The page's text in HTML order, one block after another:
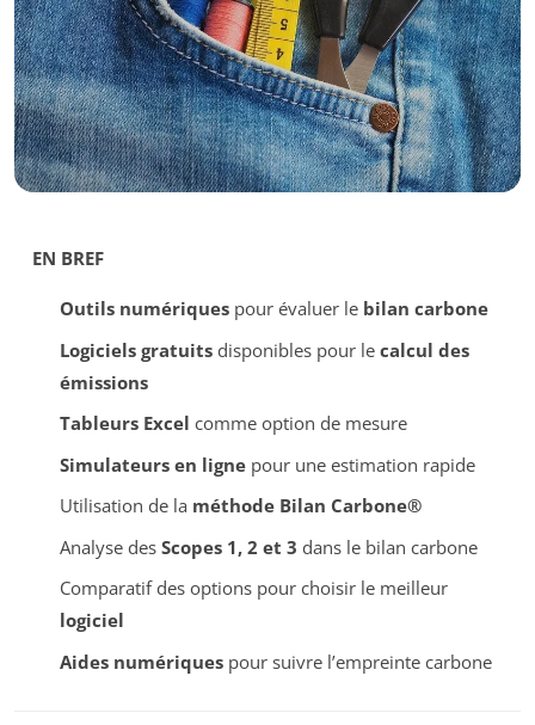
EN BREF
Outils numériquespour évaluer le bilan carbone
Logiciels gratuitsdisponibles pour le calcul des
émissions
Tableurs Excel comme option de mesure
Simulateurs en lignepour une estimation rapide
Utilisation de la méthode Bilan Carbone®
Analyse des Scopes 1, 2 et 3 dans le bilan carbone
Comparatif des options pour choisir le meilleur
logiciel
Aides numériquespour suivre l’empreinte carbone